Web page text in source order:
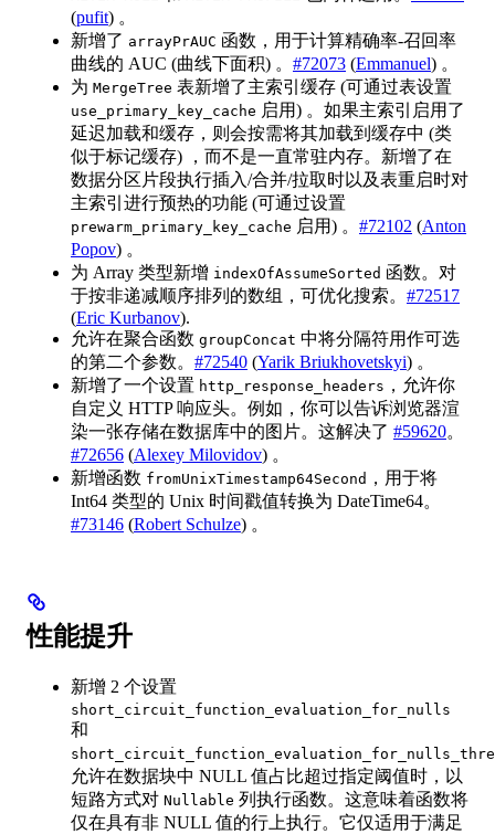
(pufit) 。
新增了 arrayPrAUC 函数，用于计算精确率-召回率
曲线的 AUC (曲线下面积) 。 #72073 (Emmanuel) 。
为 MergeTree 表新增了主索引缓存 (可通过表设置
use_primary_key_cache 启用) 。如果主索引启用了
延迟加载和缓存，则会按需将其加载到缓存中 (类
似于标记缓存) ，而不是一直常驻内存。新增了在
数据分区片段执行插入/合并/拉取时以及表重启时对
主索引进行预热的功能 (可通过设置
prewarm_primary_key_cache 启用) 。 #72102 (Anton
Popov) 。
为 Array 类型新增 indexOfAssumeSorted 函数。对
于按非递减顺序排列的数组，可优化搜索。 #72517
(Eric Kurbanov).
允许在聚合函数 groupConcat 中将分隔符用作可选
的第二个参数。 #72540 (Yarik Briukhovetskyi) 。
新增了一个设置 http_response_headers ，允许你
自定义 HTTP 响应头。例如，你可以告诉浏览器渲
染一张存储在数据库中的图片。这解决了 #59620。
#72656 (Alexey Milovidov) 。
新增函数 fromUnixTimestamp64Second ，用于将
Int64 类型的 Unix 时间戳值转换为 DateTime64。
#73146 (Robert Schulze) 。
性能提升
新增 2 个设置
short_circuit_function_evaluation_for_nulls
和
允许在数据块中 NULL 值占比超过指定阈值时，以
短路方式对 Nullable 列执行函数。这意味着函数将
仅在具有非 NULL 值的行上执行。它仅适用于满足